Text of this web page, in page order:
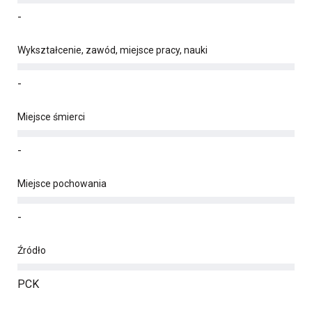
-
Wykształcenie, zawód, miejsce pracy, nauki
-
Miejsce śmierci
-
Miejsce pochowania
-
Źródło
PCK